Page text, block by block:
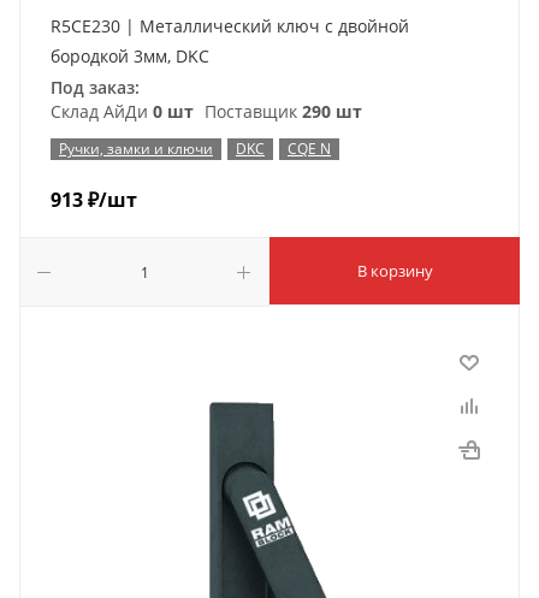
R5CE230 | Металлический ключ с двойной
бородкой 3мм, DKC
Под заказ:
Склад АйДи 0 шт Поставщик 290 шт
Ручки, замки и ключи DKC CQE N
913₽/шт
В корзину